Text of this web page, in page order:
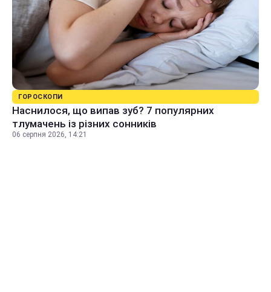
ГОРОСКОПИ
Наснилося, що випав зуб? 7 популярних
тлумачень із різних сонників
06 серпня 2026, 14:21